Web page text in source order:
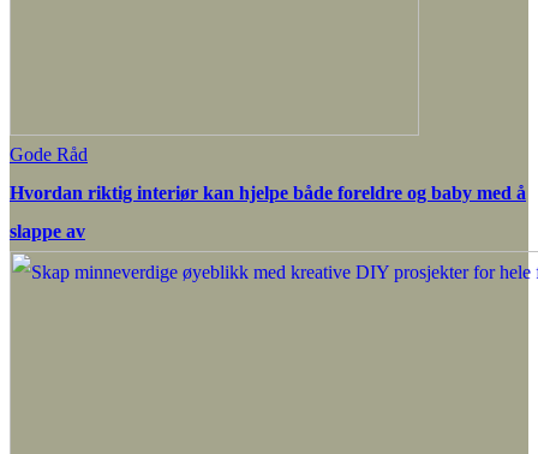
Gode Råd
Hvordan riktig interiør kan hjelpe både foreldre og baby med å
slappe av